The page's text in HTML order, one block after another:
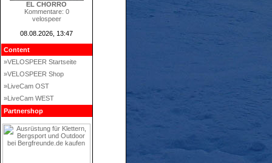
EL CHORRO
Kommentare: 0
velospeer
08.08.2026, 13:47
Content
»VELOSPEER Startseite
»VELOSPEER Shop
»LiveCam OST
»LiveCam WEST
Partnershop